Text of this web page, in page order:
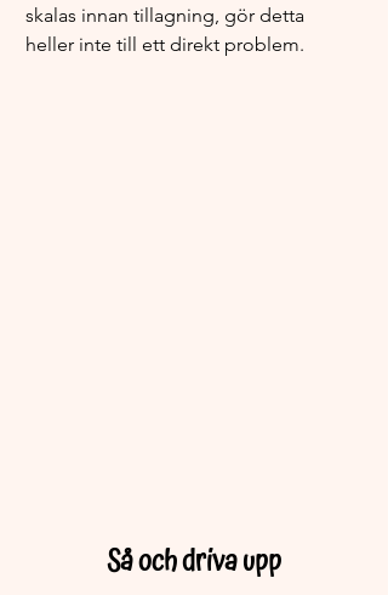
skalas innan tillagning, gör detta
heller inte till ett direkt problem.
Så och driva upp